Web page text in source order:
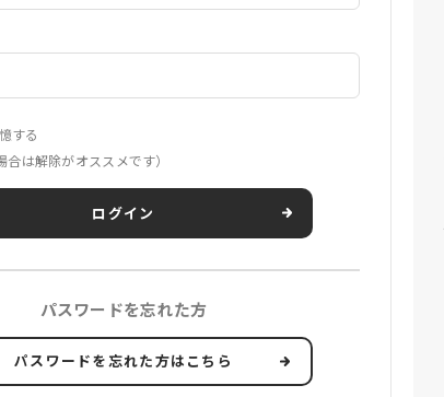
する
合は解除がオススメです）
ログイン
パスワードを忘れた方
パスワードを忘れた方はこちら